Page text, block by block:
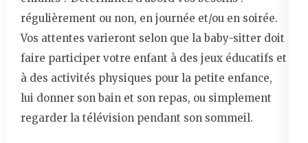
régulièrement ou non, en journée et/ou en soirée.
Vos attentes varieront selon que la baby-sitter doit
faire participer votre enfant à des jeux éducatifs et
à des activités physiques pour la petite enfance,
lui donner son bain et son repas, ou simplement
regarder la télévision pendant son sommeil.